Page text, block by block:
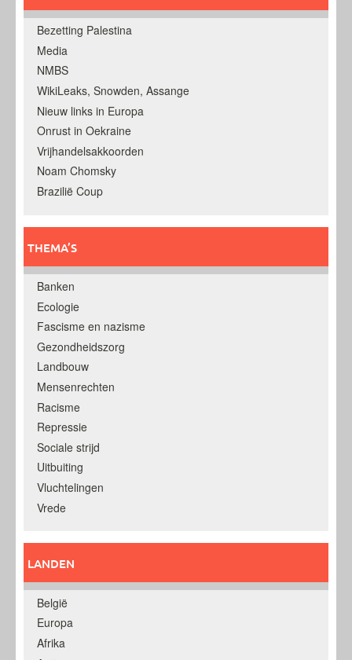
Bezetting Palestina
Media
NMBS
WikiLeaks, Snowden, Assange
Nieuw links in Europa
Onrust in Oekraine
Vrijhandelsakkoorden
Noam Chomsky
Brazilië Coup
THEMA’S
Banken
Ecologie
Fascisme en nazisme
Gezondheidszorg
Landbouw
Mensenrechten
Racisme
Repressie
Sociale strijd
Uitbuiting
Vluchtelingen
Vrede
LANDEN
België
Europa
Afrika